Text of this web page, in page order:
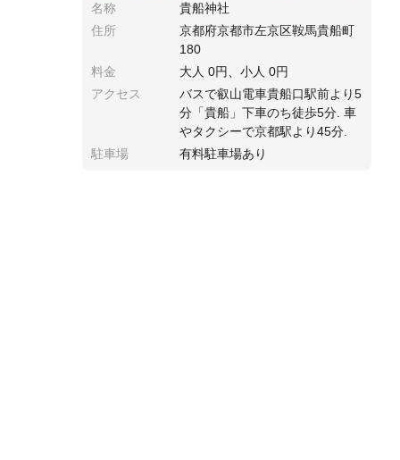
名称
貴船神社
住所
京都府京都市左京区鞍馬貴船町
180
料金
大人 0円、小人 0円
アクセス
バスで叡山電車貴船口駅前より5
分「貴船」下車のち徒歩5分. 車
やタクシーで京都駅より45分.
駐車場
有料駐車場あり